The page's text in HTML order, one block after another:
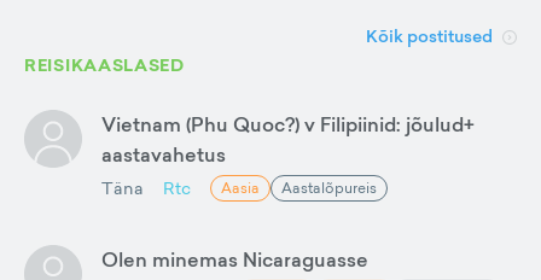
Kõik postitused
REISIKAASLASED
Vietnam (Phu Quoc?) v Filipiinid: jõulud+
aastavahetus
Täna Rtc Aasia Aastalõpureis
Olen minemas Nicaraguasse